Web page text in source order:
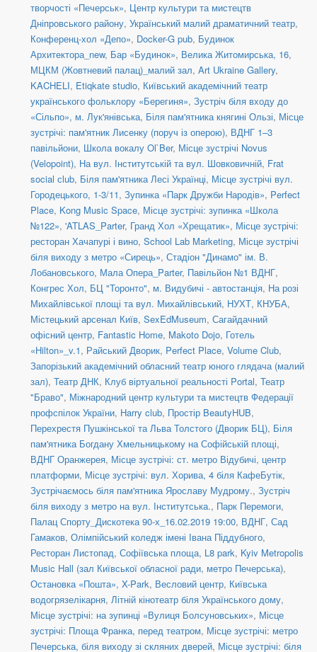
творчості «Печерськ», Центр культури та мистецтв
Дніпровського району, Український малий драматичний театр,
Конференц-хол «Депо», Docker-G pub, Будинок
Архитектора_new, Бар «Будинок», Велика Житомирська, 16,
МЦКМ (Жовтневий палац)_малий зал, Art Ukraine Gallery,
KACHELI, Etiqkate studio, Київський академічний театр
українського фольклору «Берегиня», Зустріч біля входу до
«Сільпо», м. Лук'янівська, Біля пам'ятника княгині Ользі, Місце
зустрічі: пам'ятник Лисенку (поруч із оперою), ВДНГ 1–3
павільйони, Школа вокалу Ol`Ber, Місце зустрічі Novus
(Velopoint), На вул. Інститутській та вул. Шовковичній, Frat
social сlub, Біля пам'ятника Лесі Українці, Місце зустрічі вул.
Городецького, 1-3/11, Зупинка «Парк Дружби Народів», Perfect
Place, Kong Music Space, Місце зустрічі: зупинка «Школа
№122», 'ATLAS_Parter, Гранд Хол «Хрещатик», Місце зустрічі:
ресторан Хачапурі і вино, School Lab Marketing, Місце зустрічі
біля виходу з метро «Сирець», Стадіон "Динамо" ім. В.
Лобановського, Мала Опера_Parter, Павільйон №1 ВДНГ,
Конгрес Хол, БЦ "Торонто", м. Видубичі - автостанція, На розі
Михайлівської площі та вул. Михайлівський, НУХТ, КНУБА,
Містецький арсенал Київ, SexEdMuseum, Сагайдачний
офісний центр, Fantastic Home, Makoto Dojo, Готель
«Hilton»_v.1, Райський Дворик, Perfect Place, Volume Club,
Запорізький академічний обласний театр юного глядача (малий
зал), Театр ДНК, Клуб віртуальної реальності Portal, Театр
"Браво", Міжнародний центр культури та мистецтв Федерації
профспілок України, Harry club, Простір BeautyHUB,
Перехрестя Пушкінської та Льва Толстого (Дворик БЦ), Біля
пам'ятника Богдану Хмельницькому на Софійській площі,
ВДНГ Оранжерея, Місце зустрічі: ст. метро Відубичі, центр
платформи, Місце зустрічі: вул. Хорива, 4 біля КафеБутік,
Зустрічаємось біля пам'ятника Ярославу Мудрому., Зустріч
біля виходу з метро на вул. Інститутська., Парк Перемоги,
Палац Спорту_Дискотека 90-х_16.02.2019 19:00, ВДНГ, Сад
Гамаков, Олімпійський коледж імені Івана Піддубного,
Ресторан Листопад, Софіївська площа, L8 park, Kyiv Metropolis
Music Hall (зал Київської обласної ради, метро Печерська),
Остановка «Пошта», X-Park, Весловий центр, Київська
водогрязелікарня, Літній кінотеатр біля Українського дому,
Місце зустрічі: на зупинці «Вулиця Болсуновських», Місце
зустрічі: Площа Франка, перед театром, Місце зустрічі: метро
Печерська, біля виходу зі скляних дверей, Місце зустрічі: біля